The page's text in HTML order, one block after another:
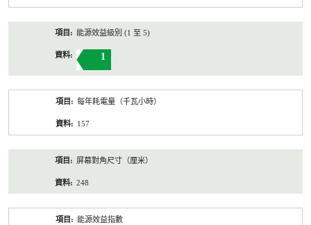
能源效益級別 (1 至 5)
1
每年耗電量（千瓦小時）
157
屏幕對角尺寸（厘米）
248
能源效益指數